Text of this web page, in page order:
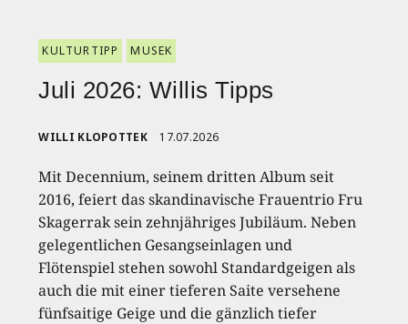
KULTURTIPP MUSEK
Juli 2026: Willis Tipps
WILLI KLOPOTTEK 17.07.2026
Mit Decennium, seinem dritten Album seit
2016, feiert das skandinavische Frauentrio Fru
Skagerrak sein zehnjähriges Jubiläum. Neben
gelegentlichen Gesangseinlagen und
Flötenspiel stehen sowohl Standardgeigen als
auch die mit einer tieferen Saite versehene
fünfsaitige Geige und die gänzlich tiefer